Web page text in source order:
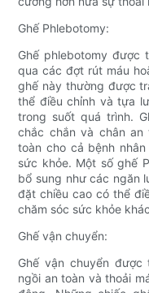
Ghế Phlebotomy:
Ghế phlebotomy được
qua các đợt rút máu
ghế này thường được
thể điều chỉnh và tựa
trong suốt quá trình.
chắc chắn và chân
toàn cho cả bệnh
sức khỏe. Một số ghế
bổ sung như các ngăn
đặt chiều cao có thể
chăm sóc sức khỏe
Ghế vận chuyển:
Ghế vận chuyển
ngồi an toàn và thoải